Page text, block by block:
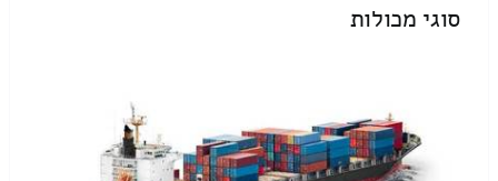
סוגי מכולות